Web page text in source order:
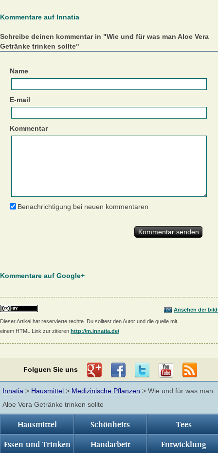
Kommentare auf Innatia
Schreibe deinen kommentar in "Wie und für was man Aloe Vera
Getränke trinken sollte"
Name
E-mail
Kommentar
Benachrichtigung bei neuen kommentaren
Kommentare auf Google+
Ansehen der
Dieser Artikel hat reservierte rechte. Du solltest den Autor und die quelle mit
einem HTML Link zur zitieren http://m.innatia.de/
Folguen Sie uns
Innatia > Hausmittel > Medizinische Pflanzen > Wie und für was man
Aloe Vera Getränke trinken sollte
Hausmittel Schönheits Tees
Essen und Trinken Handarbeit Entwicklung